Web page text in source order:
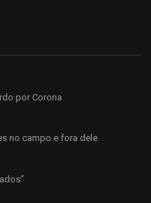
por Corona
no campo e fora dele